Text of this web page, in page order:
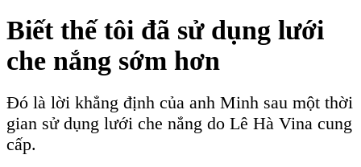
Biết thế tôi đã sử dụng lưới
che nắng sớm hơn
Đó là lời khẳng định của anh Minh sau một thời
gian sử dụng lưới che nắng do Lê Hà Vina cung
cấp.